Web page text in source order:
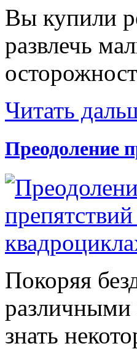
Вы купили
развлечь
Читать
Преодоление
Покоряя
различными
знать